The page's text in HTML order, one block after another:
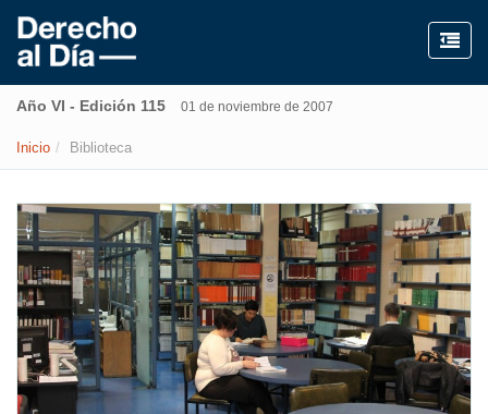
Año VI - Edición 115 01 de noviembre de 2007
Inicio Biblioteca